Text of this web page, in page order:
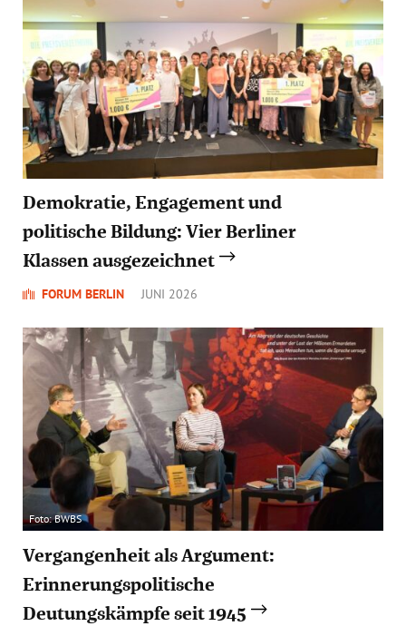
Demokratie, Engagement und
politische Bildung: Vier Berliner
Klassen ausgezeichnet
FORUM BERLIN JUNI 2026
Foto: BWBS
Vergangenheit als Argument:
Erinnerungspolitische
Deutungskämpfe seit 1945